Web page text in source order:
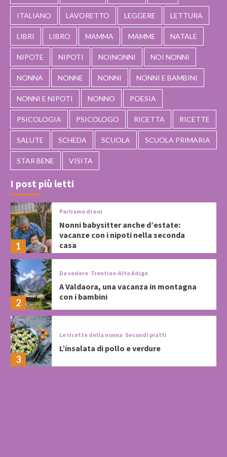
ITALIANO LAVORETTO LEGGERE LETTURA
LIBRI LIBRO MAMMA MAMME NATALE
NIPOTE NIPOTI NOINONNI NOI NONNI
NONNA NONNE NONNI NONNI E BAMBINI
NONNI E NIPOTI NONNO POESIA
PSICOLOGIA PSICOLOGO RICETTA RICETTE
SALUTE SCHEDA SCUOLA SCUOLA PRIMARIA
STAR BENE VISITA
I post più letti
1
Parliamo di noi
Nonni babysitter anche d’estate:
vacanze con i nipoti nella seconda
casa
2
Da vedere Trentino-Alto Adige
A Valdaora, una vacanza in montagna
con i bambini
3
Le ricette della nonna Secondi piatti
L’insalata di pollo e verdure